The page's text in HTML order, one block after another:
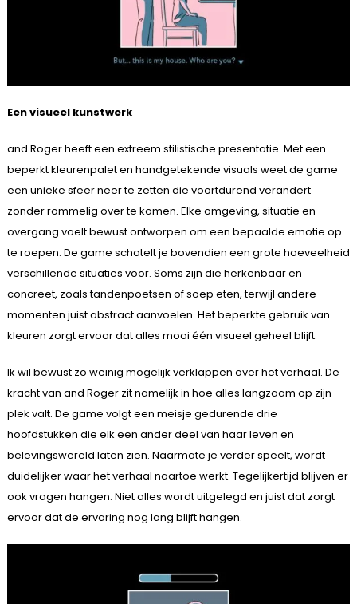
Een visueel kunstwerk
and Roger heeft een extreem stilistische presentatie. Met een
beperkt kleurenpalet en handgetekende visuals weet de game
een unieke sfeer neer te zetten die voortdurend verandert
zonder rommelig over te komen. Elke omgeving, situatie en
overgang voelt bewust ontworpen om een bepaalde emotie op
te roepen. De game schotelt je bovendien een grote hoeveelheid
verschillende situaties voor. Soms zijn die herkenbaar en
concreet, zoals tandenpoetsen of soep eten, terwijl andere
momenten juist abstract aanvoelen. Het beperkte gebruik van
kleuren zorgt ervoor dat alles mooi één visueel geheel blijft.
Ik wil bewust zo weinig mogelijk verklappen over het verhaal. De
kracht van and Roger zit namelijk in hoe alles langzaam op zijn
plek valt. De game volgt een meisje gedurende drie
hoofdstukken die elk een ander deel van haar leven en
belevingswereld laten zien. Naarmate je verder speelt, wordt
duidelijker waar het verhaal naartoe werkt. Tegelijkertijd blijven er
ook vragen hangen. Niet alles wordt uitgelegd en juist dat zorgt
ervoor dat de ervaring nog lang blijft hangen.